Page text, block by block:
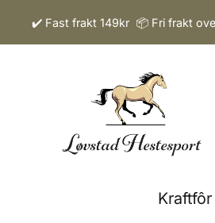
Hopp til innhold
✔️ Fast frakt 149kr 📦 Fri frakt